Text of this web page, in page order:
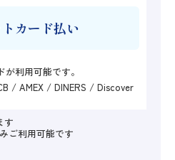
カード払い
利用可能です。
/ AMEX / DINERS / Discover
す
ご利用可能です